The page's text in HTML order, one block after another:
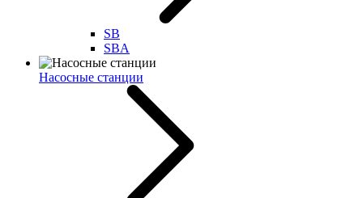
SB
SBA
Насосные станции